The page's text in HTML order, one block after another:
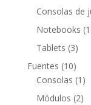
Consolas de
Notebooks
Tablets 33
Fuentes 1010
Consolas 1 1
Módulos 22